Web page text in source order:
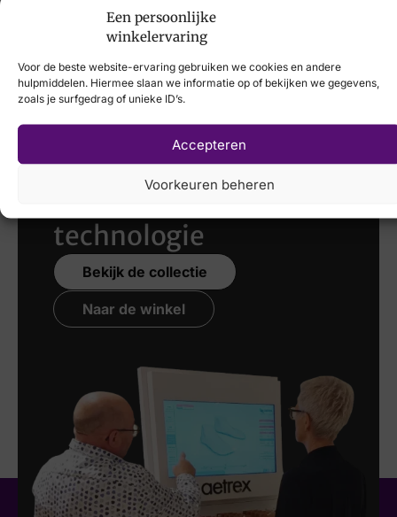
Een persoonlijke
winkelervaring
Voor de beste website-ervaring gebruiken we cookies en andere
hulpmiddelen. Hiermee slaan we informatie op of bekijken we gegevens,
zoals je surfgedrag of unieke ID’s.
Accepteren
Voorkeuren beheren
€
Laat uw voeten
scannenmet de
nieuwste 3D
technologie
Bekijk de collectie
Naar de winkel